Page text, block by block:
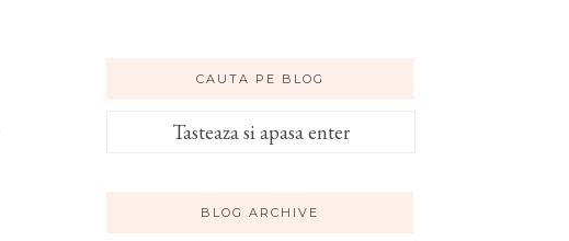
CAUTA PE BLOG
BLOG ARCHIVE